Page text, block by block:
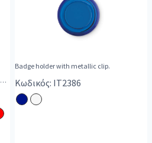
Badge holder with metallic clip.
Κωδικός: IT2386